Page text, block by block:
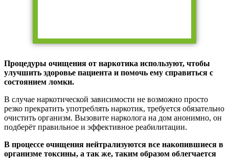
Процедуры очищения от наркотика используют, чтобы
улучшить здоровье пациента и помочь ему справиться с
состоянием ломки.
В случае наркотической зависимости не возможно просто
резко прекратить употреблять наркотик, требуется обязательно
очистить организм. Вызовите нарколога на дом анонимно, он
подберёт правильное и эффективное реабилитации.
В процессе очищения нейтрализуются все накопившиеся в
организме токсины, а так же, таким образом облегчается